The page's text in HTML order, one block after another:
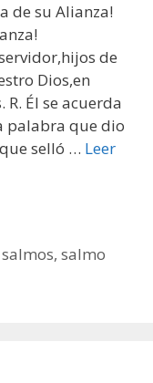
de su Alianza!
de
Dios,en
Él se acuerda
palabra que dio
selló … Leer
,salmo